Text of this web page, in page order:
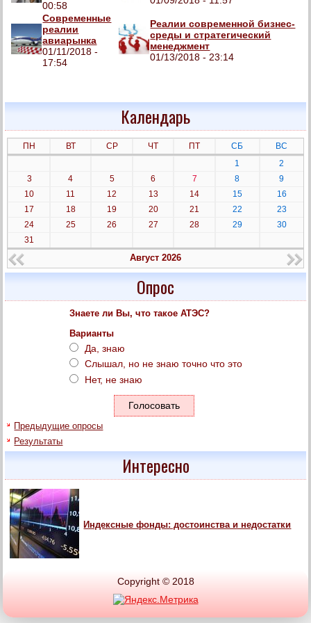
00:58
Современные
реалии
авиарынка
01/11/2018 -
17:54
Реалии современной бизнес-
среды и стратегический
менеджмент
01/13/2018 - 23:14
Календарь
ПН ВТ СР ЧТ ПТ СБ
ВС
1
2
3
4 5 6 7 8
9
10
11 12 13 14 15
16
17
18 19 20 21 22
23
24
25 26 27 28 29
30
31
Август 2026
Опрос
Знаете ли Вы, что такое АТЭС?
Варианты
Да, знаю
Слышал, но не знаю точно что это
Нет, не знаю
Предыдущие опросы
Результаты
Интересно
Индексные фонды: достоинства и недостатки
Copyright © 2018